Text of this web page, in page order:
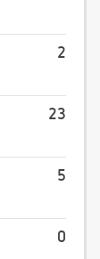
2
23
5
0